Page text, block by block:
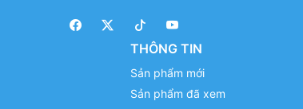
THÔNG TIN
Sản phẩm mới
Sản phẩm đã xem